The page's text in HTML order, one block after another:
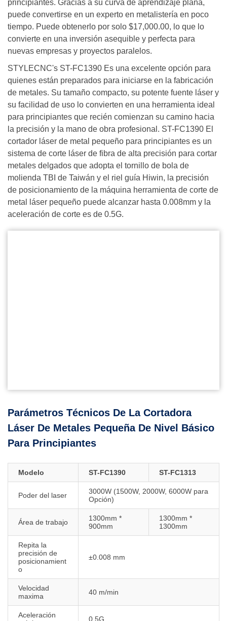
principiantes. Gracias a su curva de aprendizaje plana,
puede convertirse en un experto en metalistería en poco
tiempo. Puede obtenerlo por solo $17,000.00, lo que lo
convierte en una inversión asequible y perfecta para
nuevas empresas y proyectos paralelos.
STYLECNC's ST-FC1390 Es una excelente opción para
quienes están preparados para iniciarse en la fabricación
de metales. Su tamaño compacto, su potente fuente láser y
su facilidad de uso lo convierten en una herramienta ideal
para principiantes que recién comienzan su camino hacia
la precisión y la mano de obra profesional. ST-FC1390 El
cortador láser de metal pequeño para principiantes es un
sistema de corte láser de fibra de alta precisión para cortar
metales delgados que adopta el tornillo de bola de
molienda TBI de Taiwán y el riel guía Hiwin, la precisión
de posicionamiento de la máquina herramienta de corte de
metal láser pequeño puede alcanzar hasta 0.008mm y la
aceleración de corte es de 0.5G.
Parámetros Técnicos De La Cortadora
Láser De Metales Pequeña De Nivel Básico
Para Principiantes
Modelo ST-FC1390 ST-FC1313
Poder del laser
3000W (1500W, 2000W, 6000W para
Opción)
Área de trabajo
1300mm *
900mm
1300mm *
1300mm
Repita la
precisión de
posicionamient
o
±0.008 mm
Velocidad
maxima
40 m/min
Aceleración
0.5G